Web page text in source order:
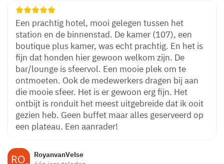
RoyanvanVelse
Een prachtig hotel, mooi gelegen tussen het
station en de binnenstad. De kamer (107), een
boutique plus kamer, was echt prachtig. En het is
fijn dat honden hier gewoon welkom zijn. De
bar/lounge is sfeervol. Een mooie plek om te
ontmoeten. Ook de medewerkers dragen bij aan
die mooie sfeer. Het is er gewoon erg fijn. Het
ontbijt is ronduit het meest uitgebreide dat ik ooit
gezien heb. Geen buffet maar alles geserveerd op
een plateau. Een aanrader!